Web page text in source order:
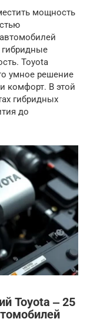
мощность
Toyota
умное решение
комфорт. В этой
гибридных
до
Toyota ‒ 25